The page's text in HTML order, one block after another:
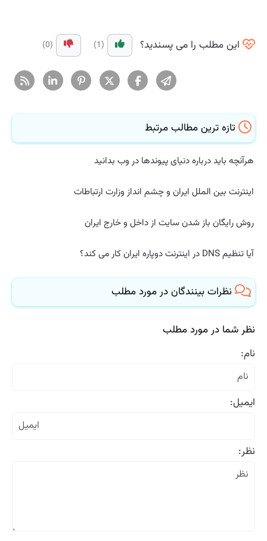
این مطلب را می پسندید؟ (1)
(0)
تازه ترین مطالب مرتبط
هرآنچه باید درباره دنیای پیوندها در وب بدانید
اینترنت بین الملل ایران و چشم انداز وزارت ارتباطات
روش رایگان باز شدن سایت از داخل و خارج ایران
آیا تنظیم DNS در اینترنت دوپاره ایران کار می کند؟
نظرات بینندگان در مورد مطلب
نظر شما در مورد مطلب
نام:
ایمیل:
نظر: